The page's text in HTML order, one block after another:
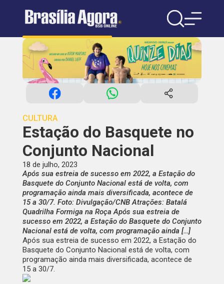
CULTURA
Estação do Basquete no
Conjunto Nacional
18 de julho, 2023
Após sua estreia de sucesso em 2022, a Estação do
Basquete do Conjunto Nacional está de volta, com
programação ainda mais diversificada, acontece de
15 a 30/7. Foto: Divulgação/CNB Atrações: Batalá
Quadrilha Formiga na Roça Após sua estreia de
sucesso em 2022, a Estação do Basquete do Conjunto
Nacional está de volta, com programação ainda […]
Após sua estreia de sucesso em 2022, a Estação do
Basquete do Conjunto Nacional está de volta, com
programação ainda mais diversificada, acontece de
15 a 30/7.